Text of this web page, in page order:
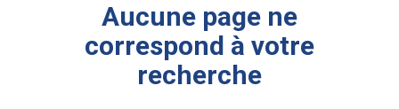
Aucune page ne
correspond à votre
recherche